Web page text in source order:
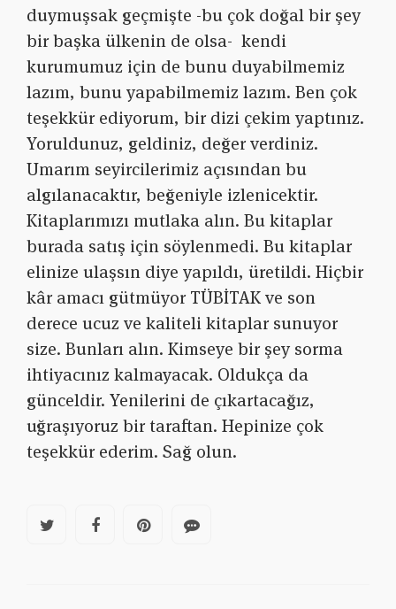
duymuşsak geçmişte -bu çok doğal bir şey
bir başka ülkenin de olsa- kendi
kurumumuz için de bunu duyabilmemiz
lazım, bunu yapabilmemiz lazım. Ben çok
teşekkür ediyorum, bir dizi çekim yaptınız.
Yoruldunuz, geldiniz, değer verdiniz.
Umarım seyircilerimiz açısından bu
algılanacaktır, beğeniyle izlenicektir.
Kitaplarımızı mutlaka alın. Bu kitaplar
burada satış için söylenmedi. Bu kitaplar
elinize ulaşsın diye yapıldı, üretildi. Hiçbir
kâr amacı gütmüyor TÜBİTAK ve son
derece ucuz ve kaliteli kitaplar sunuyor
size. Bunları alın. Kimseye bir şey sorma
ihtiyacınız kalmayacak. Oldukça da
günceldir. Yenilerini de çıkartacağız,
uğraşıyoruz bir taraftan. Hepinize çok
teşekkür ederim. Sağ olun.